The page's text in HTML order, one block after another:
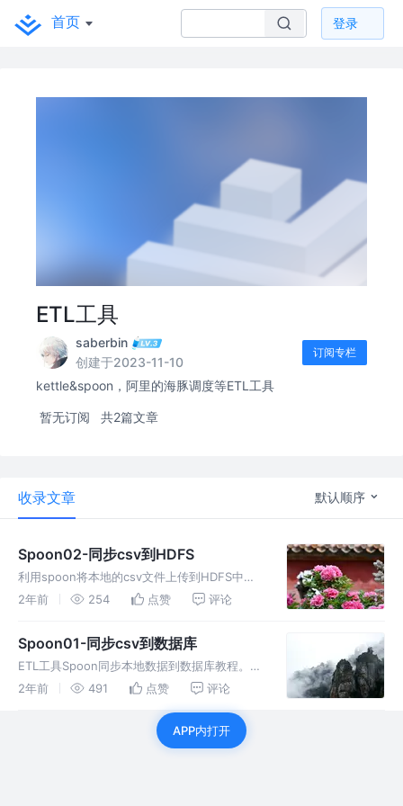
首页 登录
ETL工具
saberbin
创建于2023-11-10
订阅专栏
kettle&spoon，阿里的海豚调度等ETL工具
暂无订阅 共2篇文章
收录文章 默认顺序
Spoon02-同步csv到HDFS
利用spoon将本地的csv文件上传到HDFS中。
准备工作 确保本地账户有权限访问HDFS的目
这里wsl上新建一个与windows账户同名的用户
2年前 254 点赞 评论
Spoon01-同步csv到数据库
ETL工具Spoon同步本地数据到数据库教程。
准备工作 MySQL数据库 这里以MySQL数据库
找的这个版本是8.2的，18年的版本。 所以它的
2年前 491 点赞 评论
APP内打开